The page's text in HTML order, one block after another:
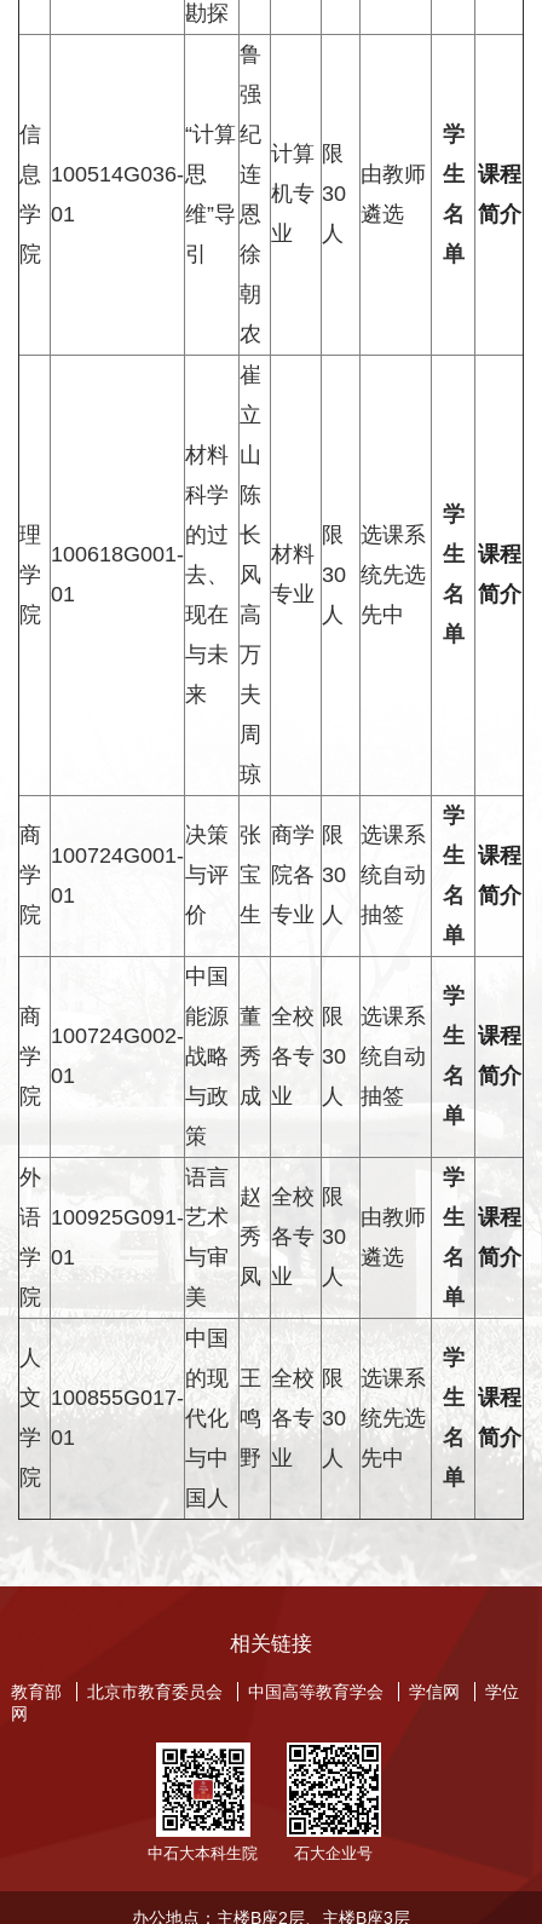
勘探
信
息
学
院
100514G036-
01
“计算
思
维”导
引
鲁
强
纪
连
恩
徐
朝
农
计算
机专
业
限
30
人
由教师
遴选
学
生
名
单
课程
简介
理
学
院
100618G001-
01
材料
科学
的过
去、
现在
与未
来
崔
立
山
陈
长
风
高
万
夫
周
琼
材料
专业
限
30
人
选课系
统先选
先中
学
生
名
单
课程
简介
商
学
院
100724G001-
01
决策
与评
价
张
宝
生
商学
院各
专业
限
30
人
选课系
统自动
抽签
学
生
名
单
课程
简介
商
学
院
100724G002-
01
中国
能源
战略
与政
策
董
秀
成
全校
各专
业
限
30
人
选课系
统自动
抽签
学
生
名
单
课程
简介
外
语
学
院
100925G091-
01
语言
艺术
与审
美
赵
秀
凤
全校
各专
业
限
30
人
由教师
遴选
学
生
名
单
课程
简介
人
文
学
院
100855G017-
01
中国
的现
代化
与中
国人
王
鸣
野
全校
各专
业
限
30
人
选课系
统先选
先中
学
生
名
单
课程
简介
相关链接
教育部 北京市教育委员会 中国高等教育学会 学信网
学位
网
中石大本科生院 石大企业号
办公地点：主楼B座2层、主楼B座3层